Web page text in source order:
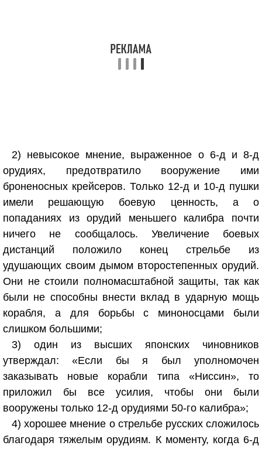
2) невысокое мнение, выраженное о 6-д и 8-д
орудиях, предотвратило вооружение ими
броненосных крейсеров. Только 12-д и 10-д пушки
имели решающую боевую ценность, а о
попаданиях из орудий меньшего калибра почти
ничего не сообщалось. Увеличение боевых
дистанций положило конец стрельбе из
удушающих своим дымом второстепенных орудий.
Они не стоили полномасштабной защиты, так как
были не способны внести вклад в ударную мощь
корабля, а для борьбы с миноносцами были
слишком большими;
3) один из высших японских чиновников
утверждал: «Если бы я был уполномочен
заказывать новые корабли типа «Ниссин», то
приложил бы все усилия, чтобы они были
вооружены только 12-д орудиями 50-го калибра»;
4) хорошее мнение о стрельбе русских сложилось
благодаря тяжелым орудиям. К моменту, когда 6-д